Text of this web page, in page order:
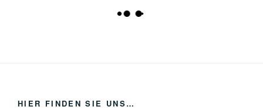
HIER FINDEN SIE UNS…